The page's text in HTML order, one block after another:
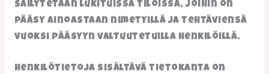
säilytetään lukituissa tiloissa, joihin on
pääsy ainoastaan nimetyillä ja tehtäviensä
vuoksi pääsyyn valtuutetuilla henkilöillä.
Henkilötietoja sisältävä tietokanta on